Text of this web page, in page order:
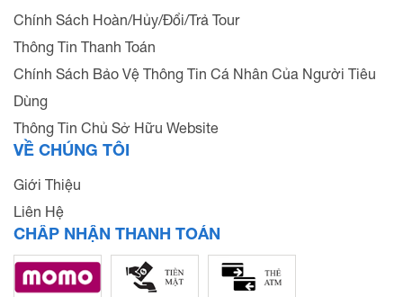
Chính Sách Hoàn/Hủy/Đổi/Trả Tour
Thông Tin Thanh Toán
Chính Sách Bảo Vệ Thông Tin Cá Nhân Của Người Tiêu
Dùng
Thông Tin Chủ Sở Hữu Website
VỀ CHÚNG TÔI
Giới Thiệu
Liên Hệ
CHẤP NHẬN THANH TOÁN